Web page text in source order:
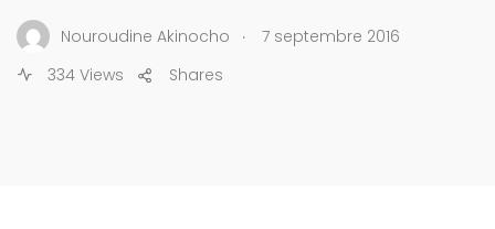
Nouroudine Akinocho .
7 septembre 2016
334 Views
Shares